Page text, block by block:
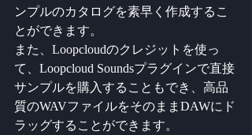
ンプルのカタログを素早く作成するこ
とができます。
また、Loopcloudのクレジットを使っ
て、Loopcloud Soundsプラグインで直接
サンプルを購入することもでき、高品
質のWAVファイルをそのままDAWにド
ラッグすることができます。